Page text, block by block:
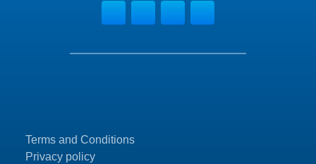
Terms and Conditions
Privacy policy